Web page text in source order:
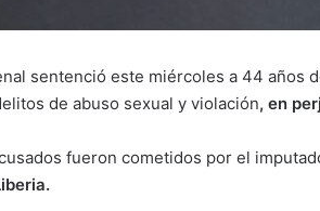
sentenció este miércoles a 44 años
de abuso sexual y violación, en
fueron cometidos por el